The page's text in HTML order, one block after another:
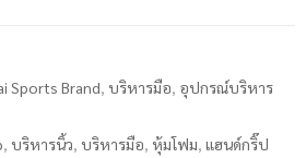
Sports Brand, บริหารมือ, อุปกรณ์บริหาร
, บริหารนิ้ว, บริหารมือ, หุ้มโฟม, แฮนด์กริ๊ป